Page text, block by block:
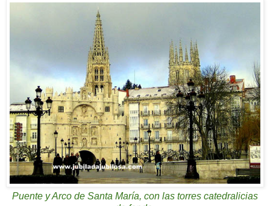
Puente y Arco de Santa María, con las torres catedralicias